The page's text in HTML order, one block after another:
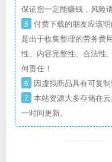
保证您一定能赚钱，风险
5 付费下载的朋友应该
是出于收集整理的劳务费
性、内容完整性、合法性
何责任！
6 因虚拟商品具有可复
7 本站资源大多存储在
一时间更新。